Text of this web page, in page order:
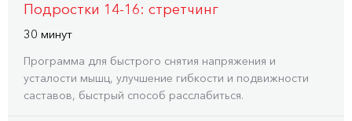
Подростки 14-16: стретчинг
30 минут
Программа для быстрого снятия напряжения и
усталости мышц, улучшение гибкости и подвижности
саставов, быстрый способ расслабиться.